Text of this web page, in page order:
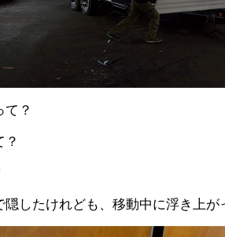
て？
？
隠したけれども、移動中に浮き上